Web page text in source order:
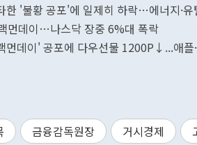
한 '불황 공포'에 일제히 하락…에너지·
먼데이…나스닥 장중 6%대 폭락
먼데이' 공포에 다우선물 1200P↓...애플
금융감독원장 거시경제